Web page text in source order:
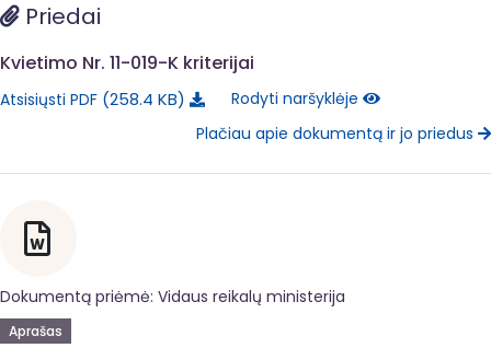
Priedai
Kvietimo Nr. 11-019-K kriterijai
Atsisiųsti PDF 258.4 KB
Rodyti naršyklėje
Plačiau apie dokumentą ir jo priedus
Dokumentą priėmė: Vidaus reikalų ministerija
Aprašas